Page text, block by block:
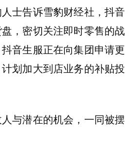
士告诉雪豹财经社，抖音
，密切关注即时零售的战
音生服正在向集团申请更
划加大到店业务的补贴投
与潜在的机会，一同被摆